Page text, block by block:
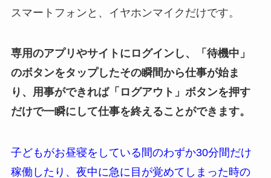
スマートフォンと、イヤホンマイクだけです。
専用のアプリやサイトにログインし、「待機中」
のボタンをタップしたその瞬間から仕事が始ま
り、用事ができれば「ログアウト」ボタンを押す
だけで一瞬にして仕事を終えることができます。
子どもがお昼寝をしている間のわずか30分間だけ
稼働したり、夜中に急に目が覚めてしまった時の